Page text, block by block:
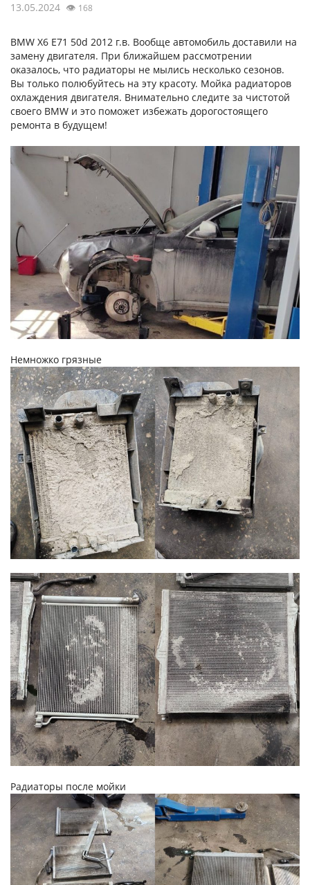
13.05.2024 👁 168
BMW X6 Е71 50d 2012 г.в. Вообще автомобиль доставили на
замену двигателя. При ближайшем рассмотрении
оказалось, что радиаторы не мылись несколько сезонов.
Вы только полюбуйтесь на эту красоту. Мойка радиаторов
охлаждения двигателя. Внимательно следите за чистотой
своего BMW и это поможет избежать дорогостоящего
ремонта в будущем!
Немножко грязные
Радиаторы после мойки